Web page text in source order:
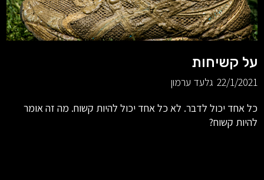
על קשיחות
22/1/2021 גלעד ערמון
כל אחד יכול לדבר. לא כל אחד יכול להיות קשוח. מה זה אומר
להיות קשוח?